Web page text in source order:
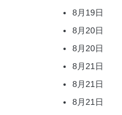
8月19日
8月20日
8月20日
8月21日
8月21日
8月21日